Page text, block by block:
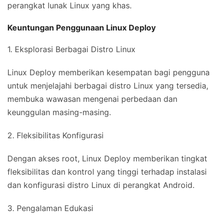
perangkat lunak Linux yang khas.
Keuntungan Penggunaan Linux Deploy
1. Eksplorasi Berbagai Distro Linux
Linux Deploy memberikan kesempatan bagi pengguna
untuk menjelajahi berbagai distro Linux yang tersedia,
membuka wawasan mengenai perbedaan dan
keunggulan masing-masing.
2. Fleksibilitas Konfigurasi
Dengan akses root, Linux Deploy memberikan tingkat
fleksibilitas dan kontrol yang tinggi terhadap instalasi
dan konfigurasi distro Linux di perangkat Android.
3. Pengalaman Edukasi